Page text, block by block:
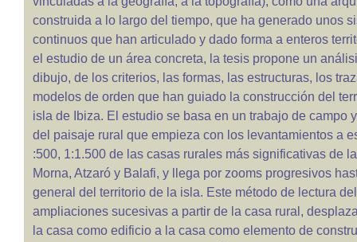
construida a lo largo del tiempo, que ha generado unos
continuos que han articulado y dado forma a enteros
el estudio de un área concreta, la tesis propone un
dibujo, de los criterios, las formas, las estructuras, los
modelos de orden que han guiado la construcción del
isla de Ibiza. El estudio se basa en un trabajo de campo
del paisaje rural que empieza con los levantamientos a
:500, 1:1.500 de las casas rurales más significativas de
Morna, Atzaró y Balafi, y llega por zooms progresivos
general del territorio de la isla. Este método de lectura
ampliaciones sucesivas a partir de la casa rural,
la casa como edificio a la casa como elemento de